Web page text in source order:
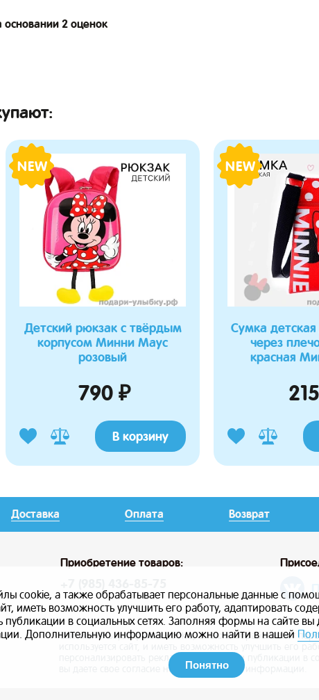
основании 2 оценок
NEW
Детский рюкзак с твёрдым
корпусом Минни Маус
розовый
790 ₽
В корзину
NEW
Сумка
через
красная
Доставка Оплата Возврат
Приобретение товаров:
Сайт использует файлы cookie, а также обрабатывает
используется сайт, и иметь возможность улучшить его
персонализировать рекламу, маркетинг и публикации
вы даете свое согласие на использование информации.
cookie, а также обрабатывает персональные данные с
иметь возможность улучшить его работу, адаптировать
публикации в социальных сетях. Заполняя формы на сайте вы
Дополнительную информацию можно найти в нашей
Понятно